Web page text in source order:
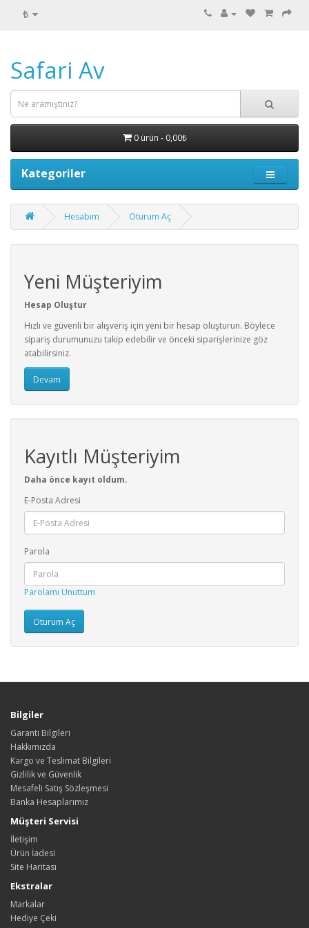
₺
Safari Av
0 ürün - 0,00₺
Kategoriler
Hesabım Oturum Aç
Yeni Müşteriyim
Hesap Oluştur
Hızlı ve güvenli bir alışveriş için yeni bir hesap oluşturun. Böylece
sipariş durumunuzu takip edebilir ve önceki siparişlerinize göz
atabilirsiniz.
Devam
Kayıtlı Müşteriyim
Daha önce kayıt oldum.
E-Posta Adresi
Parola
Parolamı Unuttum
Bilgiler
Garanti Bilgileri
Hakkımızda
Kargo ve Teslimat Bilgileri
Gizlilik ve Güvenlik
Mesafeli Satış Sözleşmesi
Banka Hesaplarımız
Müşteri Servisi
İletişim
Ürün İadesi
Site Haritası
Ekstralar
Markalar
Hediye Çeki